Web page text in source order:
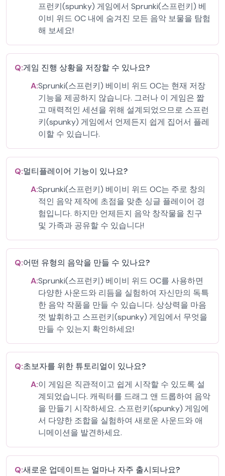
프런키(spunky) 게임에서 Sprunki(스프런키) 베
이비 위드 OC 내에 숨겨진 모든 음악 보물을 탐험
해 보세요!
Q:게임 진행 상황을 저장할 수 있나요?
A:Sprunki(스프런키) 베이비 위드 OC는 현재 저장
기능을 제공하지 않습니다. 그러나 이 게임은 짧
고 매력적인 세션을 위해 설계되었으므로 스프런
키(spunky) 게임에서 언제든지 쉽게 집어서 플레
이할 수 있습니다.
Q:멀티플레이어 기능이 있나요?
A:Sprunki(스프런키) 베이비 위드 OC는 주로 창의
적인 음악 제작에 초점을 맞춘 싱글 플레이어 경
험입니다. 하지만 언제든지 음악 창작물을 친구
및 가족과 공유할 수 있습니다!
Q:어떤 유형의 음악을 만들 수 있나요?
A:Sprunki(스프런키) 베이비 위드 OC를 사용하면
다양한 사운드와 리듬을 실험하여 자신만의 독특
한 음악 작품을 만들 수 있습니다. 상상력을 마음
껏 발휘하고 스프런키(spunky) 게임에서 무엇을
만들 수 있는지 확인하세요!
Q:초보자를 위한 튜토리얼이 있나요?
A:이 게임은 직관적이고 쉽게 시작할 수 있도록 설
계되었습니다. 캐릭터를 드래그 앤 드롭하여 음악
을 만들기 시작하세요. 스프런키(spunky) 게임에
서 다양한 조합을 실험하여 새로운 사운드와 애
니메이션을 발견하세요.
Q:새로운 업데이트는 얼마나 자주 출시되나요?